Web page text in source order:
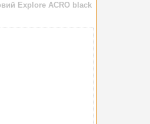
Explore ACRO black